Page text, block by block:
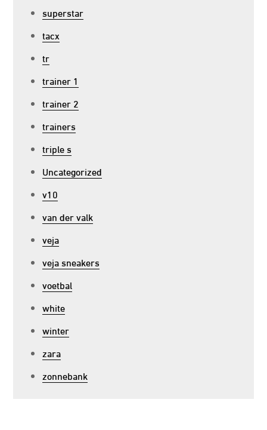
superstar
tacx
tr
trainer 1
trainer 2
trainers
triple s
Uncategorized
v10
van der valk
veja
veja sneakers
voetbal
white
winter
zara
zonnebank